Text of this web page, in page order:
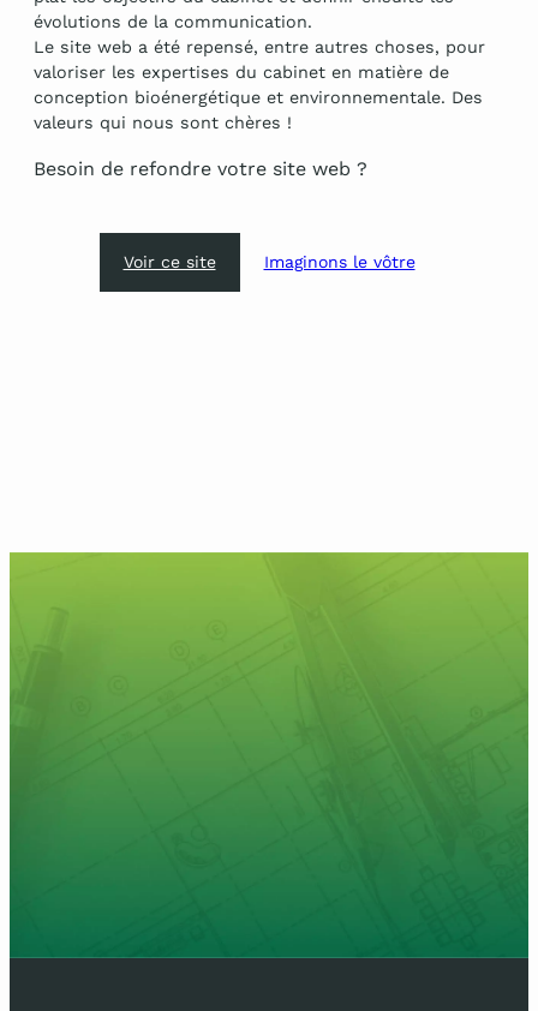
évolutions de la communication.
Le site web a été repensé, entre autres choses, pour
valoriser les expertises du cabinet en matière de
conception bioénergétique et environnementale. Des
valeurs qui nous sont chères !
Besoin de refondre votre site web ?
Voir ce site Imaginons le vôtre